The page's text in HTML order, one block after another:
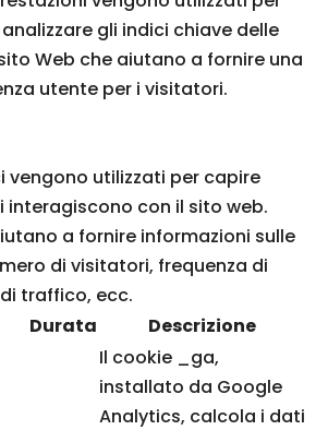
gli indici chiave delle
Web che aiutano a fornire una
utente per i visitatori.
vengono utilizzati per capire
interagiscono con il sito web.
a fornire informazioni sulle
di visitatori, frequenza di
traffico, ecc.
Durata Descrizione
Il cookie _ga,
installato da Google
Analytics, calcola i dati